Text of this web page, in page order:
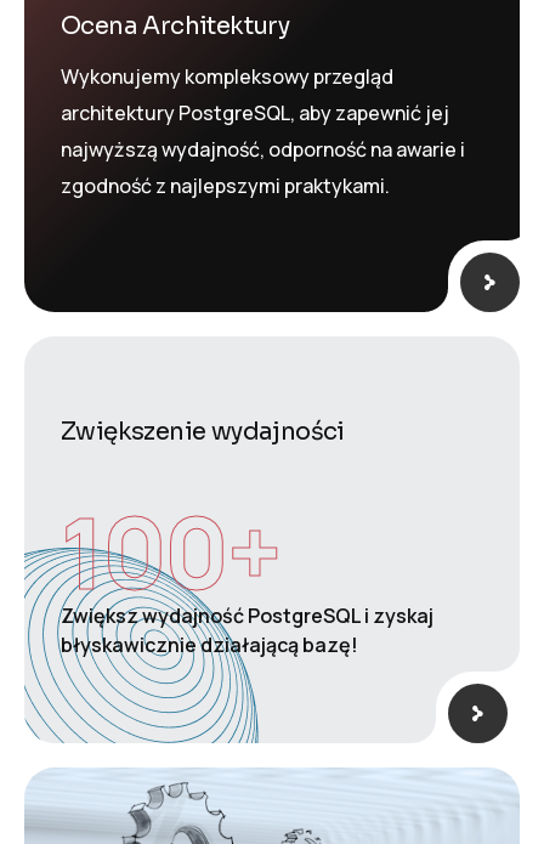
Ocena Architektury
Wykonujemy kompleksowy przegląd
architektury PostgreSQL, aby zapewnić jej
najwyższą wydajność, odporność na awarie i
zgodność z najlepszymi praktykami.
Zwiększenie wydajności
Zwiększ wydajność PostgreSQL i zyskaj
błyskawicznie działającą bazę!
100+